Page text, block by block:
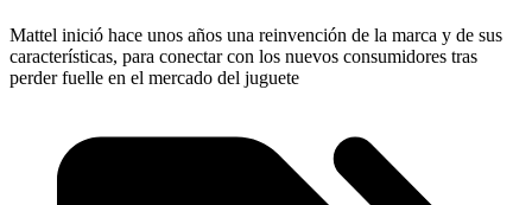
Mattel inició hace unos años una reinvención de la marca y de sus
características, para conectar con los nuevos consumidores tras
perder fuelle en el mercado del juguete